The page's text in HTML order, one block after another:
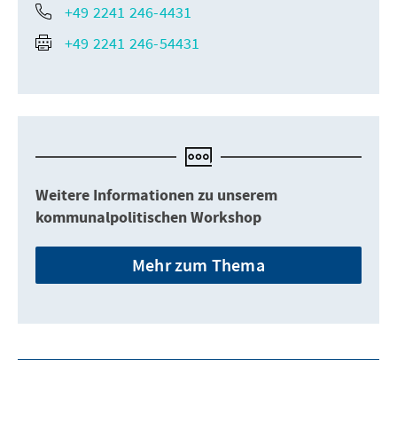
+49 2241 246-4431
+49 2241 246-54431
Weitere Informationen zu unserem
kommunalpolitischen Workshop
Mehr zum Thema